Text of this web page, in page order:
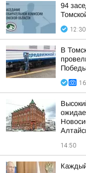
94
12:30
В
14:50